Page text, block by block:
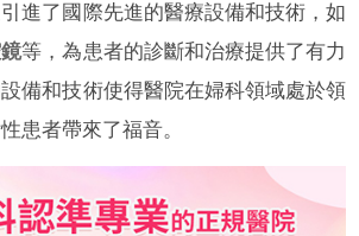
進了國際先進的醫療設備和技術，如
等，為患者的診斷和治療提供了有力
備和技術使得醫院在婦科領域處於領
患者帶來了福音。